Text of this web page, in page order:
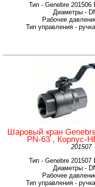
Тип - Genebre 201506
Диаметры -
Рабочее
Тип управления -
Шаровый кран
PN-63 , Корпус-
201507
Тип - Genebre 201507
Диаметры -
Рабочее
Тип управления -